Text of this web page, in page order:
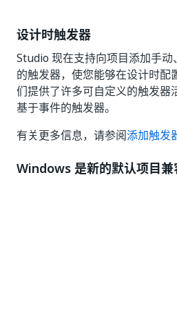
设计时触发器
Studio 现在支持向项目添加手
的触发器，使您能够在设计时配
们提供了许多可自定义的触发器
基于事件的触发器。
有关更多信息，请参阅添加触发
Windows 是新的默认项目兼